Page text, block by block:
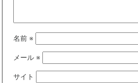
名前 ※
メール ※
サイト